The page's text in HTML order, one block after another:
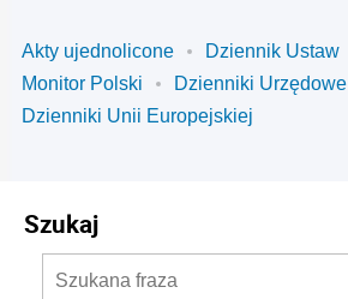
Akty ujednolicone
Dziennik Ustaw
Monitor Polski
Dzienniki Urzędowe
Dzienniki Unii Europejskiej
Szukaj